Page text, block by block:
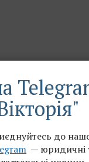
до
— юридичні